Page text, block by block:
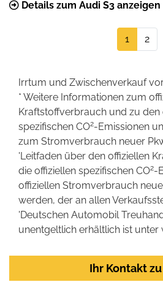
Details zum Audi S3 anzeigen
1 2
Irrtum und Zwischenverkauf
* Weitere Informationen zum
Kraftstoffverbrauch und zu den
spezifischen CO2-Emissionen
zum Stromverbrauch neuer
'Leitfaden über den offiziellen
die offiziellen spezifischen CO2-
offiziellen Stromverbrauch
werden, der an allen
'Deutschen Automobil
unentgeltlich erhältlich ist unter
Ihr Kontakt